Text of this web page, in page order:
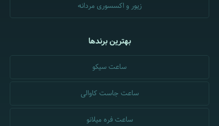
زیور و اکسسوری مردانه
بهترین برندها
ساعت سیکو
ساعت جاست کاوالی
ساعت فره میلانو